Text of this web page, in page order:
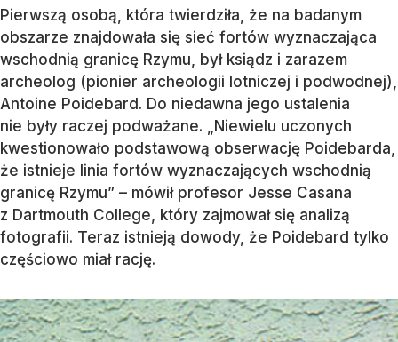
Pierwszą osobą, która twierdziła, że na badanym
obszarze znajdowała się sieć fortów wyznaczająca
wschodnią granicę Rzymu, był ksiądz i zarazem
archeolog (pionier archeologii lotniczej i podwodnej),
Antoine Poidebard. Do niedawna jego ustalenia
nie były raczej podważane. „Niewielu uczonych
kwestionowało podstawową obserwację Poidebarda,
że istnieje linia fortów wyznaczających wschodnią
granicę Rzymu” – mówił profesor Jesse Casana
z Dartmouth College, który zajmował się analizą
fotografii. Teraz istnieją dowody, że Poidebard tylko
częściowo miał rację.